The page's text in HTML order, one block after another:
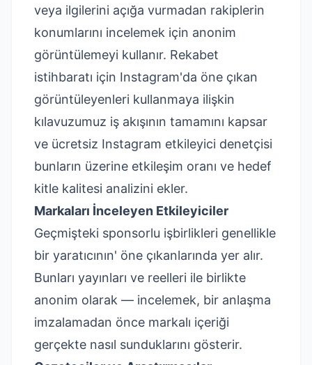
veya ilgilerini açığa vurmadan rakiplerin
konumlarını incelemek için anonim
görüntülemeyi kullanır. Rekabet
istihbaratı için Instagram'da öne çıkan
görüntüleyenleri kullanmaya ilişkin
kılavuzumuz iş akışının tamamını kapsar
ve ücretsiz Instagram etkileyici denetçisi
bunların üzerine etkileşim oranı ve hedef
kitle kalitesi analizini ekler.
Markaları İnceleyen Etkileyiciler
Geçmişteki sponsorlu işbirlikleri genellikle
bir yaratıcının' öne çıkanlarında yer alır.
Bunları yayınları ve reelleri ile birlikte
anonim olarak — incelemek, bir anlaşma
imzalamadan önce markalı içeriği
gerçekte nasıl sunduklarını gösterir.